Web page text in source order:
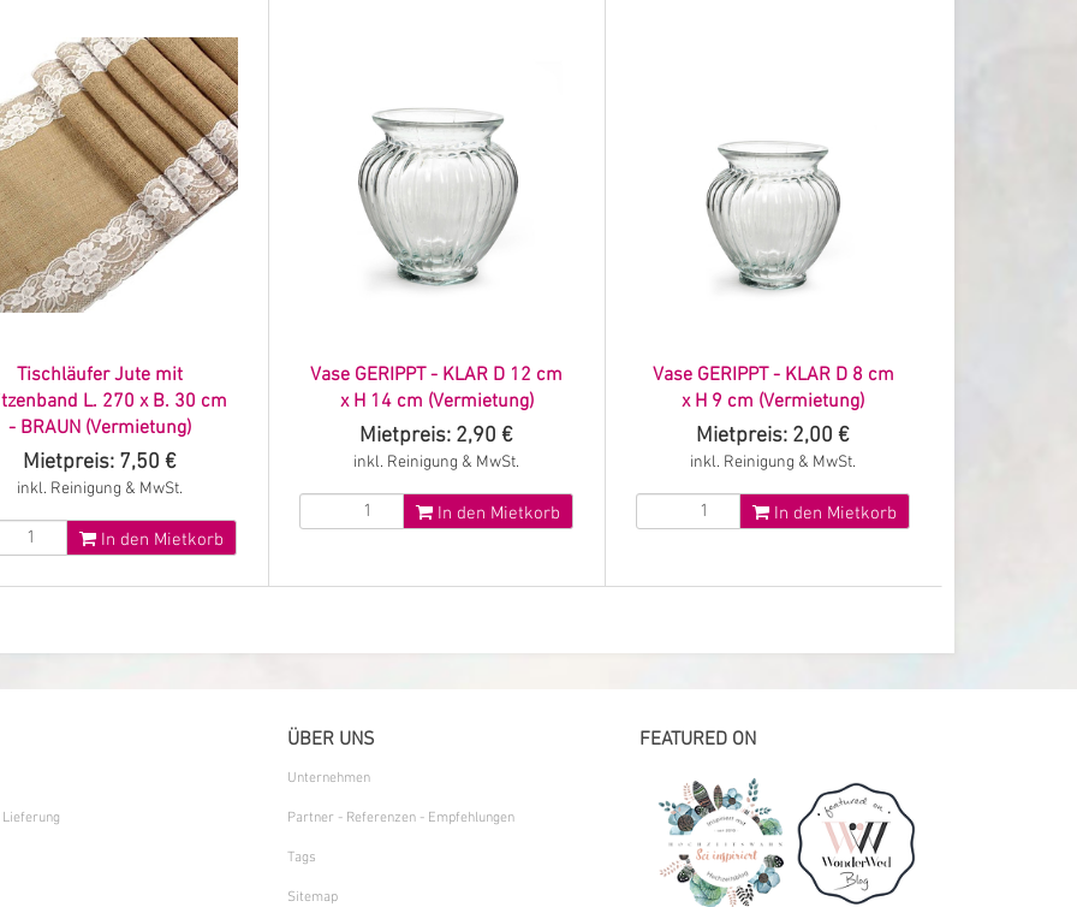
Tischläufer Jute mit
L. 270 x B. 30 cm
- BRAUN (Vermietung)
Mietpreis: 7,50 €
inkl. Reinigung & MwSt.
In den Mietkorb
Vase GERIPPT - KLAR D 12 cm
x H 14 cm (Vermietung)
Mietpreis: 2,90 €
inkl. Reinigung & MwSt.
In den Mietkorb
Vase GERIPPT - KLAR D 8 cm
x H 9 cm (Vermietung)
Mietpreis: 2,00 €
inkl. Reinigung & MwSt.
In den Mietkorb
ÜBER UNS
Unternehmen
Partner - Referenzen - Empfehlungen
Tags
Sitemap
FEATURED ON